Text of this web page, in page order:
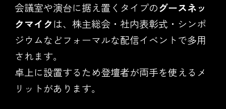
会議室や演台に据え置くタイプのグースネッ
クマイクは、株主総会・社内表彰式・シンポ
ジウムなどフォーマルな配信イベントで多用
されます。
卓上に設置するため登壇者が両手を使えるメ
リットがあります。